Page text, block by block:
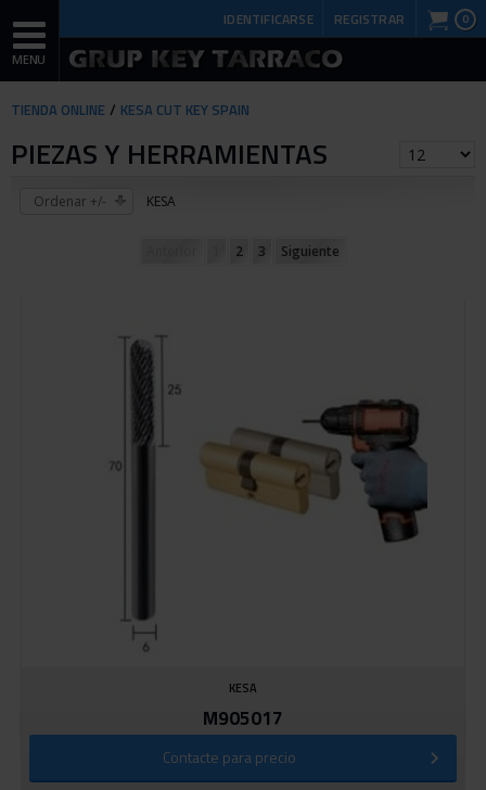
0
IDENTIFICARSE REGISTRAR
TIENDA ONLINE KESA CUT KEY SPAIN
PIEZAS Y HERRAMIENTAS
Ordenar +/- KESA
2 3 Siguiente
KESA
M905017
Contacte para precio